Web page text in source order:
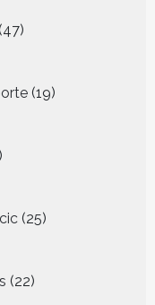
47
producten
19
producten
producten
25
producten
22
producten